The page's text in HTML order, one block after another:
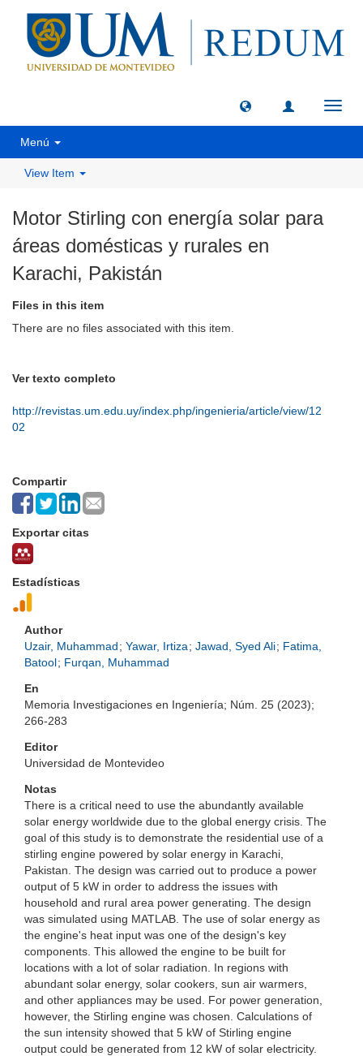
Menú
View Item
Motor Stirling con energía solar para
áreas domésticas y rurales en
Karachi, Pakistán
Files in this item
There are no files associated with this item.
Ver texto completo
http://revistas.um.edu.uy/index.php/ingenieria/article/view/12
02
Compartir
Exportar citas
Estadísticas
Author
Uzair, Muhammad; Yawar, Irtiza; Jawad, Syed Ali; Fatima,
Batool; Furqan, Muhammad
En
Memoria Investigaciones en Ingeniería; Núm. 25 (2023);
266-283
Editor
Universidad de Montevideo
Notas
There is a critical need to use the abundantly available
solar energy worldwide due to the global energy crisis. The
goal of this study is to demonstrate the residential use of a
stirling engine powered by solar energy in Karachi,
Pakistan. The design was carried out to produce a power
output of 5 kW in order to address the issues with
household and rural area power generating. The design
was simulated using MATLAB. The use of solar energy as
the engine's heat input was one of the design's key
components. This allowed the engine to be built for
locations with a lot of solar radiation. In regions with
abundant solar energy, solar cookers, sun air warmers,
and other appliances may be used. For power generation,
however, the Stirling engine was chosen. Calculations of
the sun intensity showed that 5 kW of Stirling engine
output could be generated from 12 kW of solar electricity.